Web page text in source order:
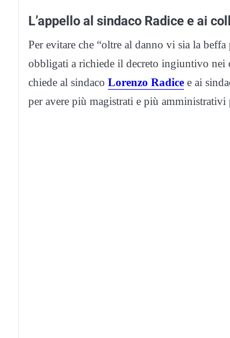
L’appello al sindaco Radice e ai
Per evitare che “oltre al danno vi sia la
obbligati a richiede il decreto ingiuntivo
chiede al sindaco Lorenzo Radice e ai
per avere più magistrati e più